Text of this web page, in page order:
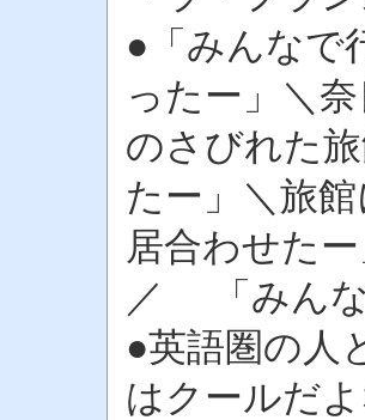
●「みんな
ったー」＼
のさびれた
たー」＼旅
居合わせた
／ 「みんな
●英語圏の人
はクールだ